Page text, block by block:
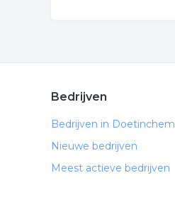
Bedrijven
Bedrijven in Doetinchem
Nieuwe bedrijven
Meest actieve bedrijven